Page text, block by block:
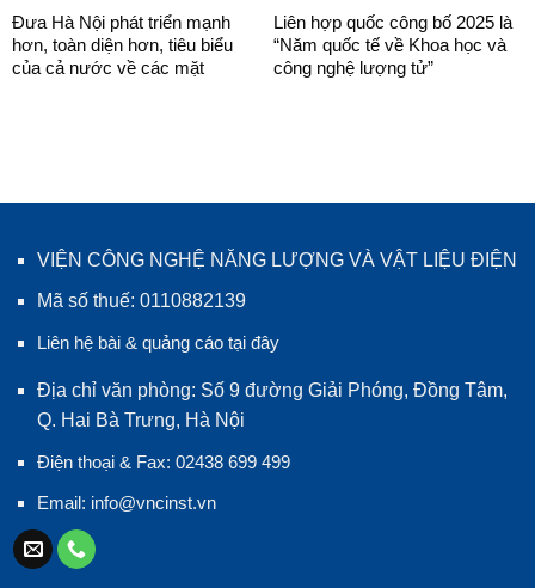
Đưa Hà Nội phát triển mạnh
hơn, toàn diện hơn, tiêu biểu
của cả nước về các mặt
Liên hợp quốc công bố 2025 là
“Năm quốc tế về Khoa học và
công nghệ lượng tử”
VIỆN CÔNG NGHỆ NĂNG LƯỢNG VÀ VẬT LIỆU ĐIỆN
Mã số thuế: 0110882139
Liên hệ bài & quảng cáo tại đây
Địa chỉ văn phòng: Số 9 đường Giải Phóng, Đồng Tâm,
Q. Hai Bà Trưng, Hà Nội
Điện thoại & Fax: 02438 699 499
Email: info@vncinst.vn